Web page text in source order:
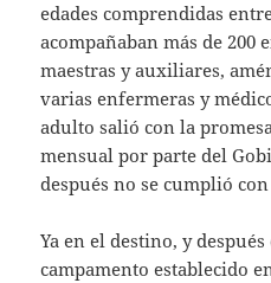
edades comprendidas
acompañaban más de 200
maestras y auxiliares,
varias enfermeras y
adulto salió con la
mensual por parte del
después no se cumplió
Ya en el destino, y
campamento establecido